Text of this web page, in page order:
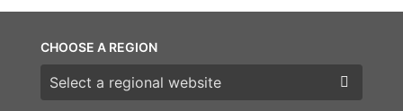
CHOOSE A REGION
Choose a region